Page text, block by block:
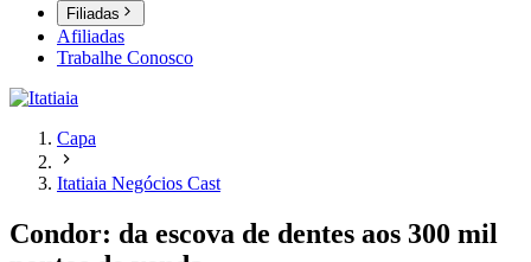
Filiadas
Afiliadas
Trabalhe Conosco
Capa
Itatiaia Negócios Cast
Condor: da escova de dentes aos 300 mil